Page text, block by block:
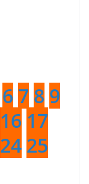
6 7 8 9
16 17
24 25